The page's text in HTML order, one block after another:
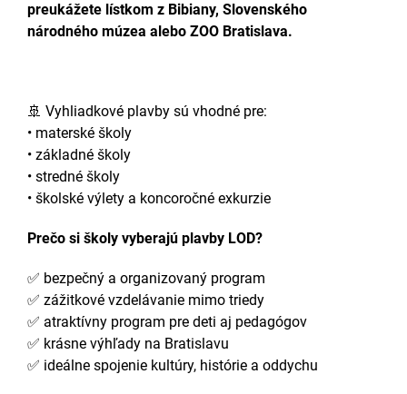
preukážete lístkom z Bibiany, Slovenského
národného múzea alebo ZOO Bratislava.
🚢 Vyhliadkové plavby sú vhodné pre:
• materské školy
• základné školy
• stredné školy
• školské výlety a koncoročné exkurzie
Prečo si školy vyberajú plavby LOD?
✅ bezpečný a organizovaný program
✅ zážitkové vzdelávanie mimo triedy
✅ atraktívny program pre deti aj pedagógov
✅ krásne výhľady na Bratislavu
✅ ideálne spojenie kultúry, histórie a oddychu